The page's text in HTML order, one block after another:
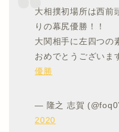
大相撲初場所は西前
りの幕尻優勝！！
大関相手に左四つの
おめでとうございま
優勝
— 隆之 志賀
2020